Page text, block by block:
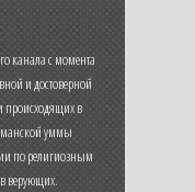
канала с момента
и достоверной
происходящих в
уммы
по религиозным
верующих.